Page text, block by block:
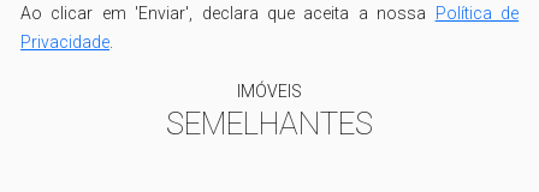
Ao clicar em 'Enviar', declara que aceita a nossa Política de
Privacidade
IMÓVEIS
SEMELHANTES